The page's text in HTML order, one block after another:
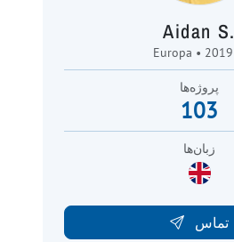
Aidan S.
پروژه‌ها
103
زبان‌ها
تماس